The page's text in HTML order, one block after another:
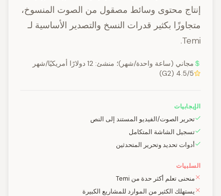
إنتاج محتوى وسائط مصقول من الصوت المنسوخ،
متجاوزًا بكثير قدرات النسخ والتصدير الأساسية لـ
Temi.
مجاني (ساعة واحدة/شهر)؛ منشئ: 12 دولارًا أمريكيًا/شهر
4.5/5 (G2)
الإيجابيات
تحرير الصوت/الفيديو المستند إلى النص
تسجيل الشاشة المتكامل
أدوات تحديد وتحرير المتحدثين
السلبيات
منحنى تعلم أكثر حدة من Temi
يستهلك الكثير من الموارد للمشاريع الكبيرة